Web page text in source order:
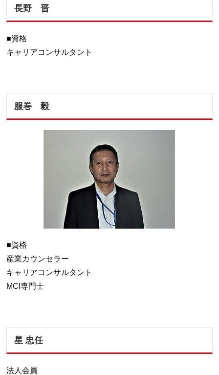
長野 晋
■資格
キャリアコンサルタント
服巻 毅
■資格
産業カウンセラー
キャリアコンサルタント
MCI専門士
星 忠任
法人会員